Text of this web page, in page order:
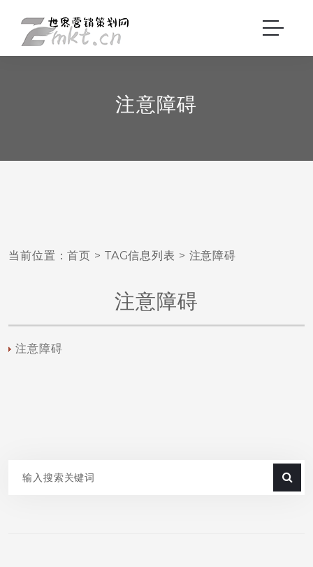
注意障碍
当前位置：首页 > TAG信息列表 > 注意障碍
注意障碍
注意障碍